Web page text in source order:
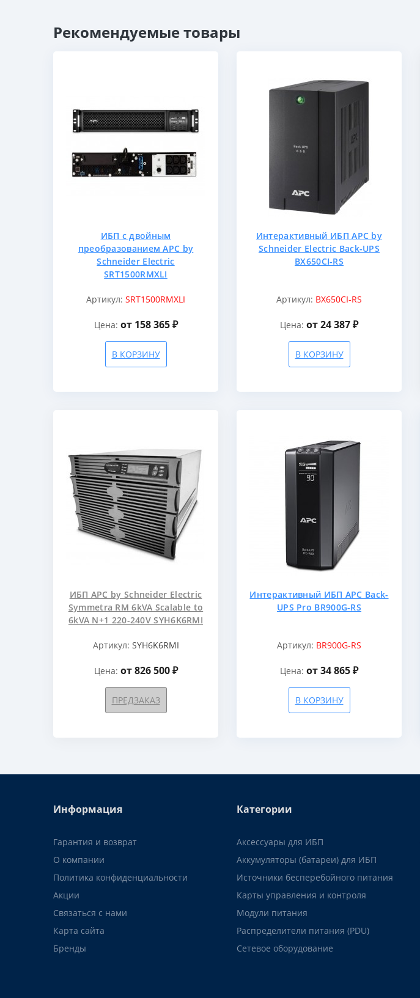
Рекомендуемые товары
ИБП с двойным
преобразованием APC by
Schneider Electric
SRT1500RMXLI
Артикул: SRT1500RMXLI
Цена: от 158 365 ₽
В КОРЗИНУ
Интерактивный ИБП APC by
Schneider Electric Back-UPS
BX650CI-RS
Артикул: BX650CI-RS
Цена: от 24 387 ₽
В КОРЗИНУ
ИБП APC by Schneider Electric
Symmetra RM 6kVA Scalable to
6kVA N+1 220-240V SYH6K6RMI
Артикул: SYH6K6RMI
Цена: от 826 500 ₽
ПРЕДЗАКАЗ
Интерактивный ИБП APC Back-
UPS Pro BR900G-RS
Артикул: BR900G-RS
Цена: от 34 865 ₽
В КОРЗИНУ
Информация
Гарантия и возврат
О компании
Политика конфиденциальности
Акции
Связаться с нами
Карта сайта
Бренды
Категории
Аксессуары для ИБП
Аккумуляторы (батареи) для ИБП
Источники бесперебойного питания
Карты управления и контроля
Модули питания
Распределители питания (PDU)
Сетевое оборудование